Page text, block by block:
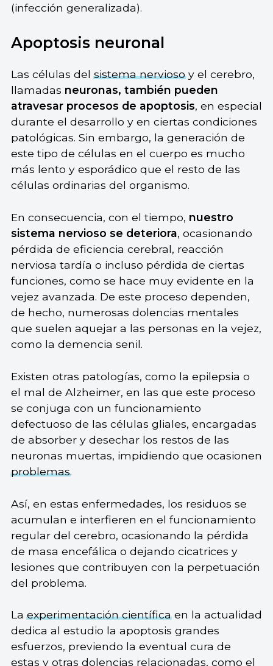
(infección generalizada).
Apoptosis neuronal
Las células delsistema nerviosoy el cerebro,
llamadas neuronas, también pueden
atravesar procesos de apoptosis, en especial
durante el desarrollo y en ciertas condiciones
patológicas. Sin embargo, la generación de
este tipo de células en el cuerpo es mucho
más lento y esporádico que el resto de las
células ordinarias del organismo.
En consecuencia, con el tiempo, nuestro
sistema nervioso se deteriora, ocasionando
pérdida de eficiencia cerebral, reacción
nerviosa tardía o incluso pérdida de ciertas
funciones, como se hace muy evidente en la
vejez avanzada. De este proceso dependen,
de hecho, numerosas dolencias mentales
que suelen aquejar a las personas en la vejez,
como la demencia senil.
Existen otras patologías, como la epilepsia o
el mal de Alzheimer, en las que este proceso
se conjuga con un funcionamiento
defectuoso de las células gliales, encargadas
de absorber y desechar los restos de las
neuronas muertas, impidiendo que ocasionen
problemas.
Así, en estas enfermedades, los residuos se
acumulan e interfieren en el funcionamiento
regular del cerebro, ocasionando la pérdida
de masa encefálica o dejando cicatrices y
lesiones que contribuyen con la perpetuación
del problema.
Laexperimentación científicaen la actualidad
dedica al estudio la apoptosis grandes
esfuerzos, previendo la eventual cura de
estas y otras dolencias relacionadas, como el